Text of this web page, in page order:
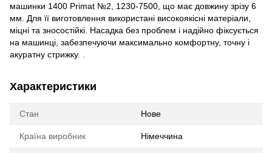
машинки 1400 Primat №2, 1230-7500, що має довжину зрізу 6
мм. Для її виготовлення використані високоякісні матеріали,
міцні та зносостійкі. Насадка без проблем і надійно фіксується
на машинці, забезпечуючи максимально комфортну, точну і
акуратну стрижку. .
Характеристики
Стан Нове
Країна виробник Німеччина